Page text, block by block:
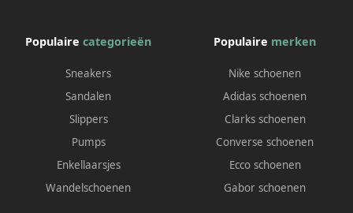
Populaire categorieën
Sneakers
Sandalen
Slippers
Pumps
Enkellaarsjes
Wandelschoenen
Populaire merken
Nike schoenen
Adidas schoenen
Clarks schoenen
Converse schoenen
Ecco schoenen
Gabor schoenen